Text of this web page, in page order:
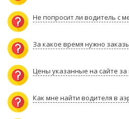
Не попросит ли водитель с
За какое время нужно
Цены указанные на сайте
Как мне найти водителя в